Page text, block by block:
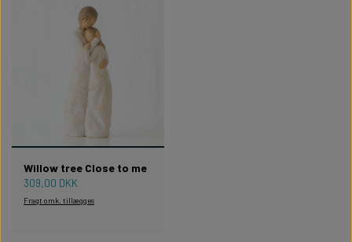
Willow tree Close to me
309,00 DKK
Fragt omk. tillægges